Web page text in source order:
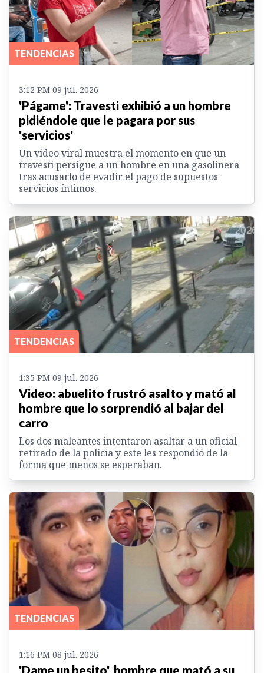
TENDENCIAS
3:12 PM 09 jul. 2026
'Págame': Travesti exhibió a un hombre
pidiéndole que le pagara por sus
'servicios'
Un video viral muestra el momento en que un
travesti persigue a un hombre en una gasolinera
tras acusarlo de evadir el pago de supuestos
servicios íntimos.
TENDENCIAS
1:35 PM 09 jul. 2026
Video: abuelito frustró asalto y mató al
hombre que lo sorprendió al bajar del
carro
Los dos maleantes intentaron asaltar a un oficial
retirado de la policía y este les respondió de la
forma que menos se esperaban.
TENDENCIAS
1:16 PM 08 jul. 2026
'Dame un besito', hombre que mató a su